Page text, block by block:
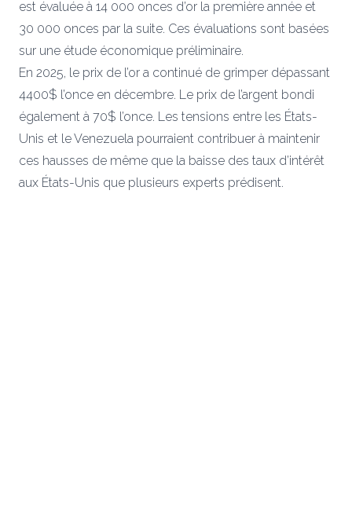
est évaluée à 14 000 onces d’or la première année et
30 000 onces par la suite. Ces évaluations sont basées
sur une étude économique préliminaire.
En 2025, le prix de l’or a continué de grimper dépassant
4400$ l’once en décembre. Le prix de l’argent bondi
également à 70$ l’once. Les tensions entre les États-
Unis et le Venezuela pourraient contribuer à maintenir
ces hausses de même que la baisse des taux d’intérêt
aux États-Unis que plusieurs experts prédisent.